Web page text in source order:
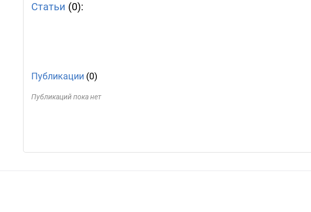
Статьи (0):
Публикации (0)
Публикаций пока нет